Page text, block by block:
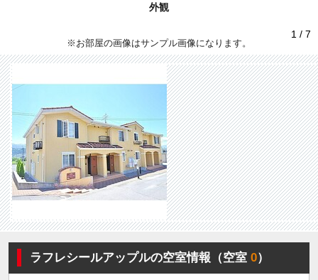
外観
1 / 7
※お部屋の画像はサンプル画像になります。
ラフレシールアップルの空室情報（空室0）